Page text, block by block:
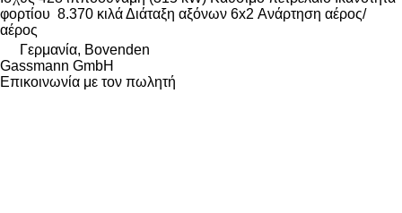
φορτίου 8.370 κιλάΔιάταξη αξόνων 6x2 Ανάρτηση αέρος/
αέρος
Γερμανία, Bovenden
Gassmann GmbH
Επικοινωνία με τον πωλητή